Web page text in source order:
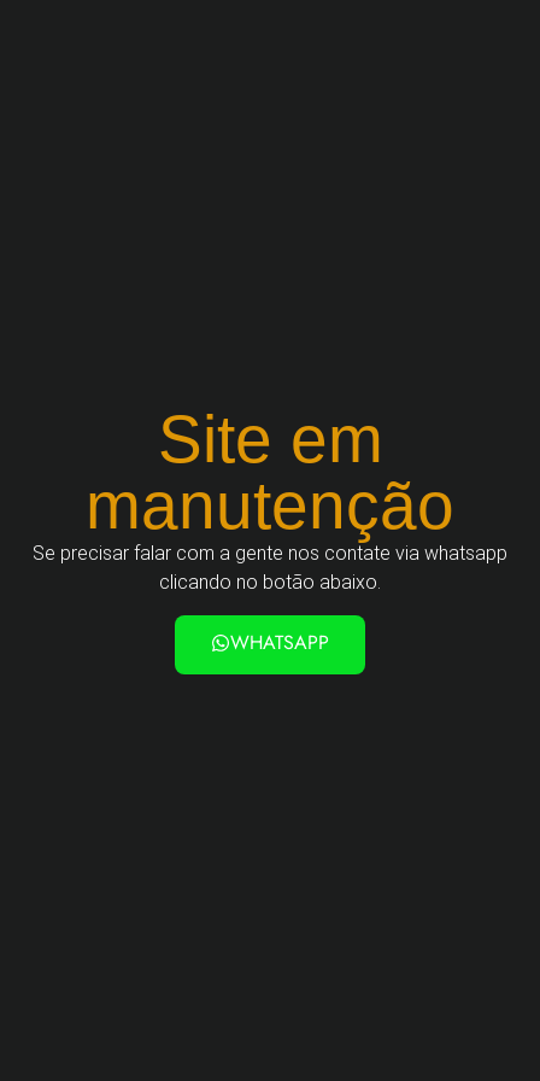
Site em
manutenção
Se precisar falar com a gente nos contate via whatsapp
clicando no botão abaixo.
WHATSAPP